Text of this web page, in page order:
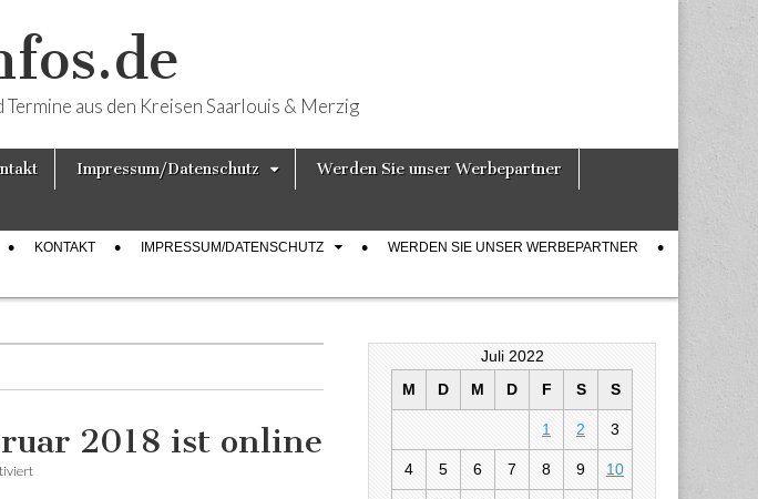
aus den Kreisen Saarlouis & Merzig
Impressum/Datenschutz Werden Sie unser Werbepartner
KONTAKT IMPRESSUM/DATENSCHUTZ WERDEN SIE UNSER WERBEPARTNER
2018 ist online
Juli 2022
M
D M D F S S
1 2 3
4 5 6 7 8 9 10